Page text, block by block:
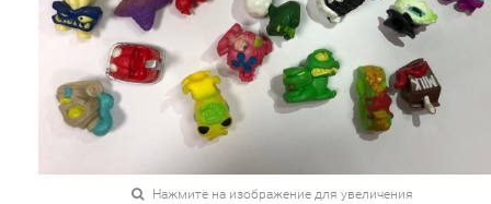
Нажмите на изображение для увеличения